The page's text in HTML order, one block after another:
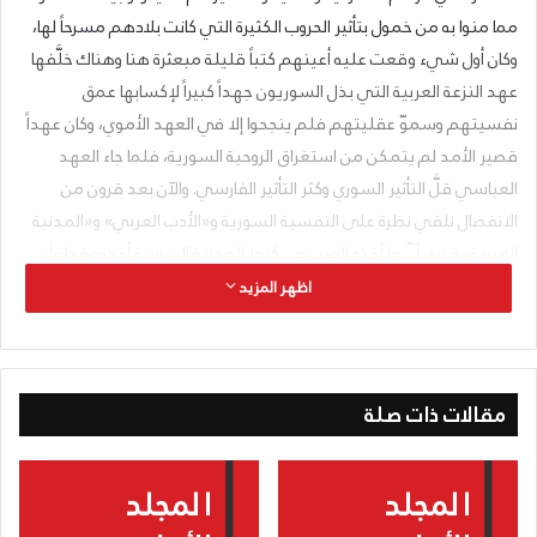
مما منوا به من خمول بتأثير الحروب الكثيرة التي كانت بلادهم مسرحاً لها،
وكان أول شيء وقعت عليه أعينهم كتباً قليلة مبعثرة هنا وهناك خلَّفها
عهد النزعة العربية التي بذل السوريون جهداً كبيراً لإكسابها عمق
نفسيتهم وسموّ عقليتهم فلم ينجحوا إلا في العهد الأموي، وكان عهداً
قصير الأمد لم يتمكن من استغراق الروحية السورية، فلما جاء العهد
العباسي قلَّ التأثير السوري وكثر التأثير الفارسي. والآن بعد قرون من
الانفصال نلقي نظرة على النفسية السورية و«الأدب العربي» و«المدنية
خطفاً فلم يتأثروا به إلا تأثراً سطحياً، لأن مزاجهم الحاد المكتسب من
طبيعة بلادهم الحارة ذات الرمال المحرقة لم يكن ليتفق مع هدوء النفس
السورية النامية في محيط معتدل لطيف تتغير فصوله تغيّراً منتظماً فلا
الأموي طال، ورسخ المُلك في سورية لكانت النفسية السورية استطاعت
أن تلين من جفاف النفسية العربية وأن تكسبها العمق النفسي والسمو
كما تقلّبوا في الحالات النفسية وكان طبعهم القديم مخالفاً للعمران
اظهر المزيد
مقالات ذات صلة